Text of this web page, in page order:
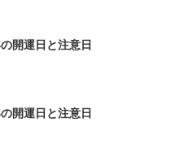
開運日と注意日
開運日と注意日